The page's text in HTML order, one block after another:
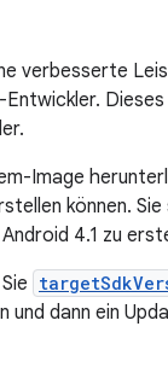
verbesserte
Image
können.
4.1 zu
dann ein